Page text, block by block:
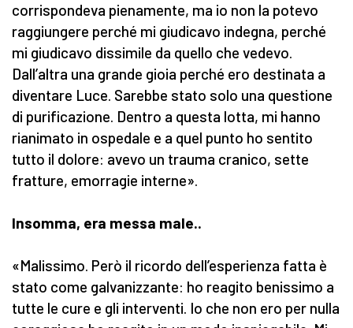
corrispondeva pienamente, ma io non la potevo
raggiungere perché mi giudicavo indegna, perché
mi giudicavo dissimile da quello che vedevo.
Dall’altra una grande gioia perché ero destinata a
diventare Luce. Sarebbe stato solo una questione
di purificazione. Dentro a questa lotta, mi hanno
rianimato in ospedale e a quel punto ho sentito
tutto il dolore: avevo un trauma cranico, sette
fratture, emorragie interne».
Insomma, era messa male..
«Malissimo. Però il ricordo dell’esperienza fatta è
stato come galvanizzante: ho reagito benissimo a
tutte le cure e gli interventi. Io che non ero per nulla